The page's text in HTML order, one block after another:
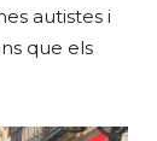
autistes i
que els